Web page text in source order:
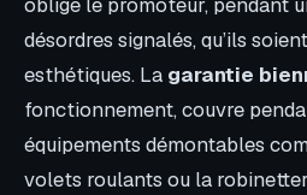
désordres signalés, qu’ils
esthétiques. La garantie
fonctionnement, couvre
équipements démontables
volets roulants ou la